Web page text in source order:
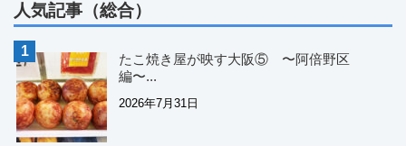
人気記事（総合）
たこ焼き屋が映す大阪⑤ 〜阿倍野区
編〜...
2026年7月31日